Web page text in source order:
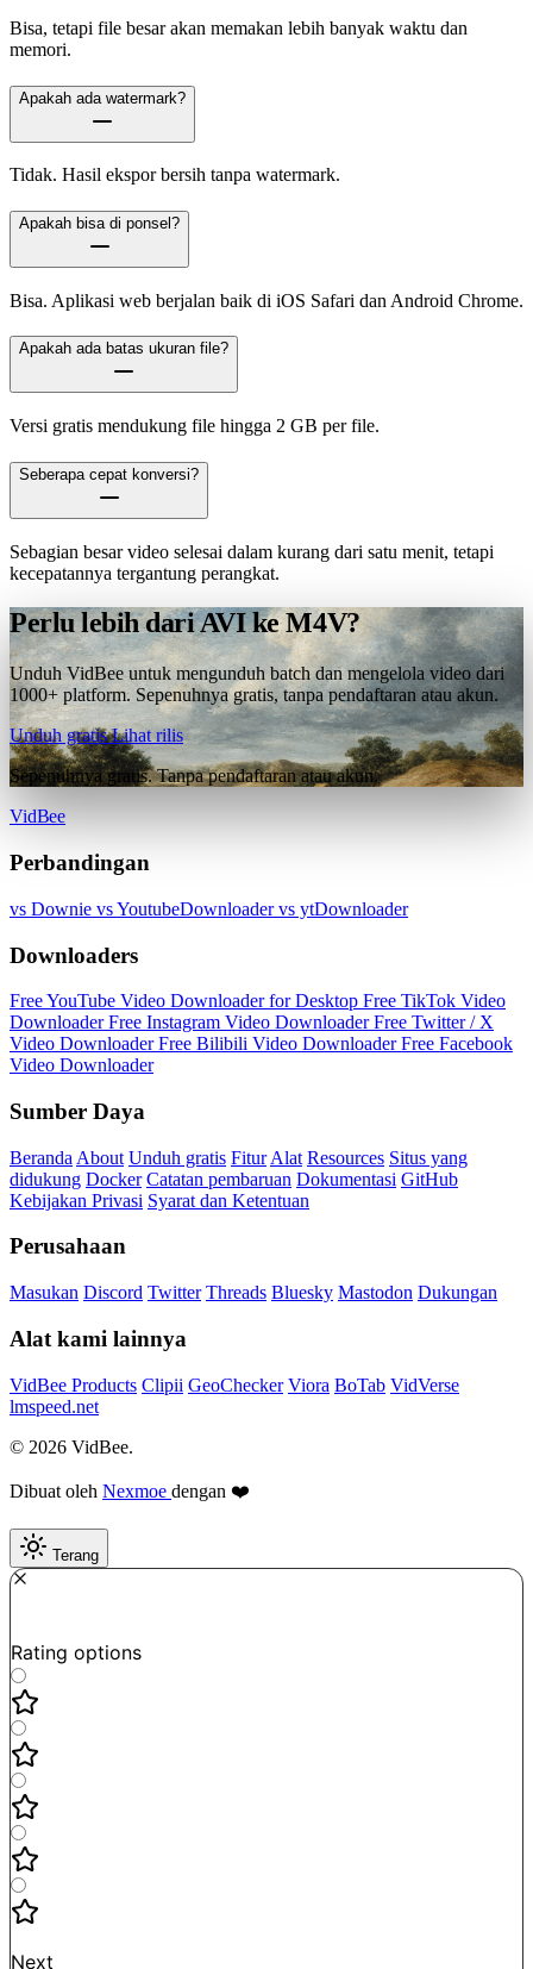
Bisa, tetapi file besar akan memakan lebih banyak waktu dan
memori.
Apakah ada watermark?
Tidak. Hasil ekspor bersih tanpa watermark.
Apakah bisa di ponsel?
Bisa. Aplikasi web berjalan baik di iOS Safari dan Android Chrome.
Apakah ada batas ukuran file?
Versi gratis mendukung file hingga 2 GB per file.
Seberapa cepat konversi?
Sebagian besar video selesai dalam kurang dari satu menit, tetapi
kecepatannya tergantung perangkat.
Perlu lebih dari AVI ke M4V?
Unduh VidBee untuk mengunduh batch dan mengelola video dari
1000+ platform. Sepenuhnya gratis, tanpa pendaftaran atau akun.
Unduh gratisLihat rilis
Sepenuhnya gratis. Tanpa pendaftaran atau akun.
VidBee
Perbandingan
vs Downie vs YoutubeDownloadervs ytDownloader
Downloaders
Free YouTube Video Downloader for Desktop Free TikTok Video
DownloaderFree Instagram Video DownloaderFree Twitter / X
Video DownloaderFree Bilibili Video DownloaderFree Facebook
Video Downloader
Sumber Daya
Beranda About Unduh gratis Fitur Alat Resources Situs yang
didukung Docker Catatan pembaruan Dokumentasi GitHub
Kebijakan Privasi Syarat dan Ketentuan
Perusahaan
Masukan Discord Twitter Threads Bluesky Mastodon Dukungan
Alat kami lainnya
VidBee Products Clipii GeoChecker Viora BoTab VidVerse
lmspeed.net
© 2026 VidBee.
Dibuat oleh Nexmoe dengan ❤️
Terang
Rating options
Next